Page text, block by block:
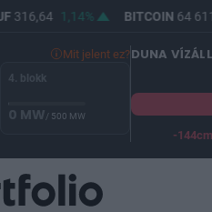
316,64 1,14% BITCOIN 64
Mit jelent ez?
4. blokk
0 MW/ 500 MW
DUNA
-144cm